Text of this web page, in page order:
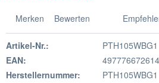
Merken Bewerten
Artikel-Nr.:
PTH105WBG1
EAN:
Herstellernummer:
PTH105WBG1